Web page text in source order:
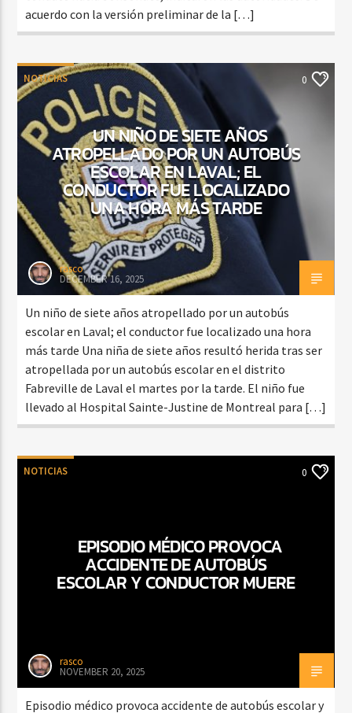
acuerdo con la versión preliminar de la […]
NOTICIAS 0
UN NIÑO DE SIETE AÑOS
ATROPELLADO POR UN AUTOBÚS
ESCOLAR EN LAVAL; EL
CONDUCTOR FUE LOCALIZADO
UNA HORA MÁS TARDE
rasco
DECEMBER 16, 2025
Un niño de siete años atropellado por un autobús
escolar en Laval; el conductor fue localizado una hora
más tarde Una niña de siete años resultó herida tras ser
atropellada por un autobús escolar en el distrito
Fabreville de Laval el martes por la tarde. El niño fue
llevado al Hospital Sainte-Justine de Montreal para […]
NOTICIAS 0
EPISODIO MÉDICO PROVOCA
ACCIDENTE DE AUTOBÚS
ESCOLAR Y CONDUCTOR MUERE
rasco
NOVEMBER 20, 2025
Episodio médico provoca accidente de autobús escolar y